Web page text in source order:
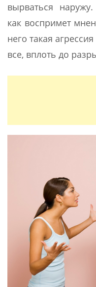
вырваться
как воспримет
него такая
все, вплоть до